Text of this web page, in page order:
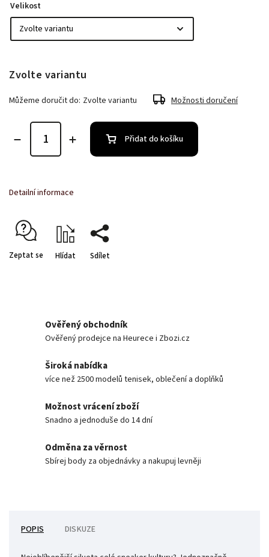
Velikost
Zvolte variantu
Můžeme doručit do: Zvolte variantu Možnosti doručení
Přidat do košíku
Detailní informace
Zeptat se Hlídat Sdílet
Ověřený obchodník
Ověřený prodejce na Heurece i Zbozi.cz
Široká nabídka
více než 2500 modelů tenisek, oblečení a doplňků
Možnost vrácení zboží
Snadno a jednoduše do 14 dní
Odměna za věrnost
Sbírej body za objednávky a nakupuj levněji
POPIS DISKUZE